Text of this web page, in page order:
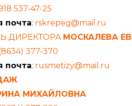
537-47-25
почта: rskrepeg@mail.ru
ДИРЕКТОРА МОСКАЛЕВА
377-370
почта: rusmetizy@mail.ru
МИХАЙЛОВНА